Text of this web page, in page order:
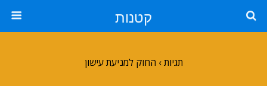
קטנות
תגיות › החוק למניעת עישון